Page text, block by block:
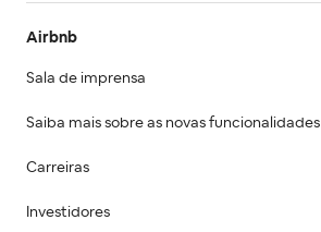
Airbnb
Sala de imprensa
Saiba mais sobre as novas funcionalidades
Carreiras
Investidores